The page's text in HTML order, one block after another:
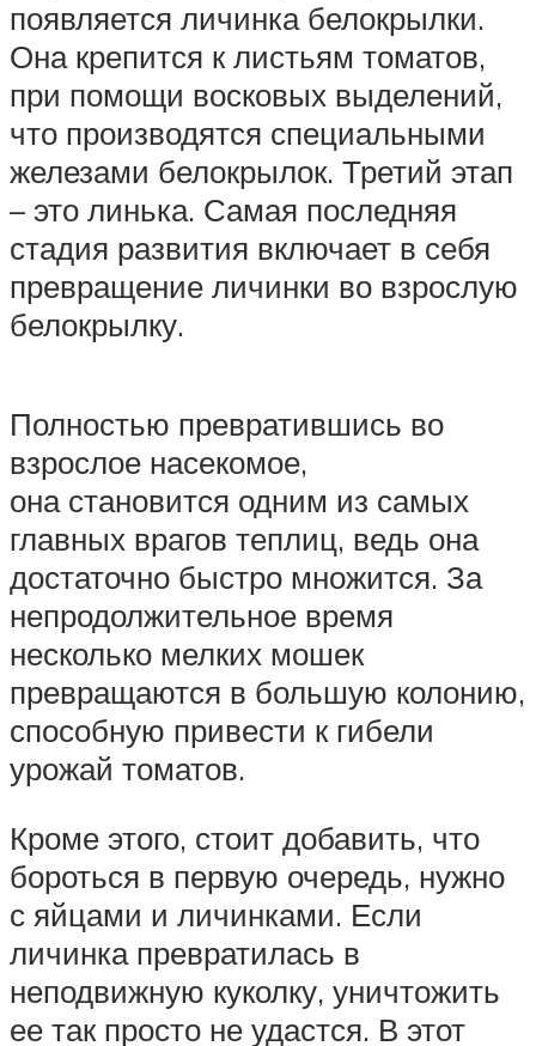
появляется личинка белокрылки.
Она крепится к листьям томатов,
при помощи восковых выделений,
что производятся специальными
железами белокрылок. Третий этап
– это линька. Самая последняя
стадия развития включает в себя
превращение личинки во взрослую
белокрылку.
Полностью превратившись во
взрослое насекомое,
она становится одним из самых
главных врагов теплиц, ведь она
достаточно быстро множится. За
непродолжительное время
несколько мелких мошек
превращаются в большую колонию,
способную привести к гибели
урожай томатов.
Кроме этого, стоит добавить, что
бороться в первую очередь, нужно
с яйцами и личинками. Если
личинка превратилась в
неподвижную куколку, уничтожить
ее так просто не удастся. В этот